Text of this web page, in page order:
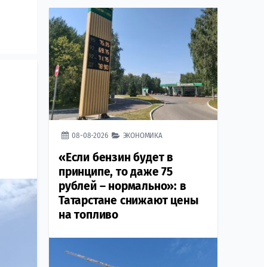
08-08-2026 ЭКОНОМИКА
«Если бензин будет в
принципе, то даже 75
рублей – нормально»: в
Татарстане снижают цены
на топливо